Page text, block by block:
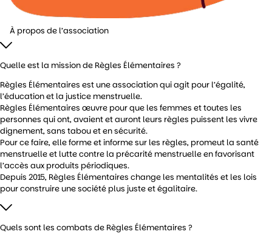
À propos de l’association
Quelle est la mission de Règles Élémentaires ?
Règles Élémentaires est une association qui agit pour l’égalité,
l’éducation et la justice menstruelle.
Règles Élémentaires œuvre pour que les femmes et toutes les
personnes qui ont, avaient et auront leurs règles puissent les vivre
dignement, sans tabou et en sécurité.
Pour ce faire, elle forme et informe sur les règles, promeut la santé
menstruelle et lutte contre la précarité menstruelle en favorisant
l’accès aux produits périodiques.
Depuis 2015, Règles Élémentaires change les mentalités et les lois
pour construire une société plus juste et égalitaire.
Quels sont les combats de Règles Élémentaires ?